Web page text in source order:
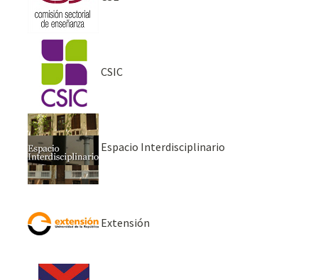
CSIC
Espacio Interdisciplinario
Extensión